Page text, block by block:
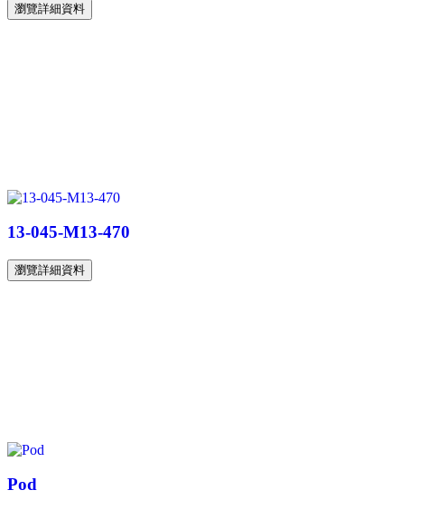
瀏覽詳細資料
13-045-M13-470
瀏覽詳細資料
Pod